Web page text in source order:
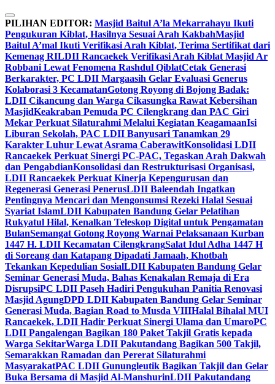
PILIHAN EDITOR: Masjid Baitul A’la Mekarrahayu Ikuti
Pengukuran Kiblat, Hasilnya Sesuai Arah KakbahMasjid
Baitul A’mal Ikuti Verifikasi Arah Kiblat, Terima Sertifikat dari
Kemenag RILDII Rancaekek Verifikasi Arah Kiblat Masjid Ar
Robbani Lewat Fenomena Rashdul QiblatCetak Generasi
Berkarakter, PC LDII Margaasih Gelar Evaluasi Generus
Kolaborasi 3 KecamatanGotong Royong di Bojong Badak:
LDII Cikancung dan Warga Cikasungka Rawat Kebersihan
MasjidKeakraban Pemuda PC Cilengkrang dan PAC Giri
Mekar Perkuat Silaturahmi Melalui Kegiatan KeagamaanIsi
Liburan Sekolah, PAC LDII Banyusari Tanamkan 29
Karakter Luhur Lewat Asrama CaberawitKonsolidasi LDII
Rancaekek Perkuat Sinergi PC-PAC, Tegaskan Arah Dakwah
dan PengabdianKonsolidasi dan Restrukturisasi Organisasi,
LDII Rancaekek Perkuat Kinerja Kepengurusan dan
Regenerasi Generasi PenerusLDII Baleendah Ingatkan
Pentingnya Mencari dan Mengonsumsi Rezeki Halal Sesuai
Syariat IslamLDII Kabupaten Bandung Gelar Pelatihan
Rukyatul Hilal, Kenalkan Teleskop Digital untuk Pengamatan
BulanSemangat Gotong Royong Warnai Pelaksanaan Kurban
1447 H. LDII Kecamatan CilengkrangSalat Idul Adha 1447 H
di Soreang dan Katapang Dipadati Jamaah, Khotbah
Tekankan Kepedulian SosialLDII Kabupaten Bandung Gelar
Seminar Generasi Muda, Bahas Kenakalan Remaja di Era
DisrupsiPC LDII Paseh Hadiri Pengukuhan Panitia Renovasi
Masjid AgungDPD LDII Kabupaten Bandung Gelar Seminar
Generasi Muda, Bagian Road to Musda VIIIHalal Bihalal MUI
Rancaekek, LDII Hadir Perkuat Sinergi Ulama dan UmaroPC
LDII Pangalengan Bagikan 180 Paket Takjil Gratis kepada
Warga SekitarWarga LDII Pakutandang Bagikan 500 Takjil,
Semarakkan Ramadan dan Pererat Silaturahmi
MasyarakatPAC LDII Gunungleutik Bagikan Takjil dan Gelar
Buka Bersama di Masjid Al-ManshurinLDII Pakutandang